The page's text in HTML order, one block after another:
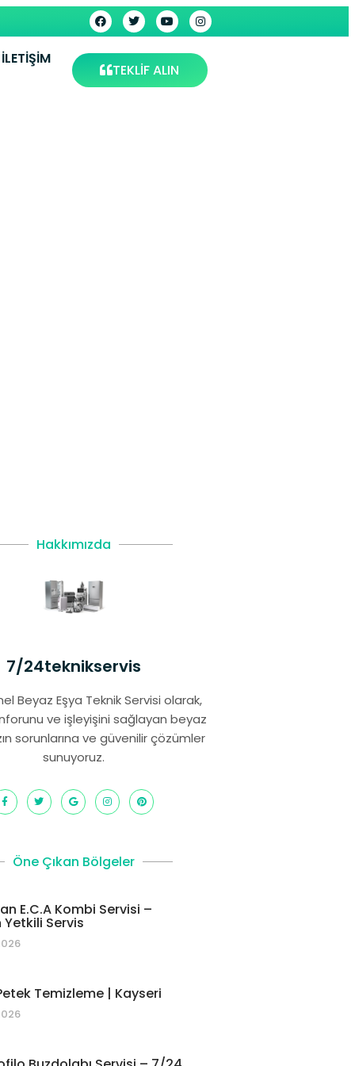
İLETIŞIM
TEKLİF ALIN
Hakkımızda
7/24teknikservis
Beyaz Eşya Teknik Servisi olarak,
ve işleyişini sağlayan beyaz
sorunlarına ve güvenilir çözümler
sunuyoruz.
Öne Çıkan Bölgeler
E.C.A Kombi Servisi –
Servis
Temizleme | Kayseri